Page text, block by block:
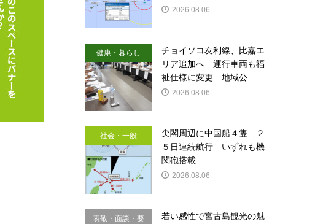
2026.08.06
健康・暮らし
チョイソコ友利線、比嘉エ
リア追加へ 運行車両も福
祉仕様に変更 地域公...
2026.08.06
社会・一般
尖閣周辺に中国船４隻 ２
５日連続航行 いずれも機
関砲搭載
2026.08.06
表敬・面談・要
若い感性で宮古島観光の魅